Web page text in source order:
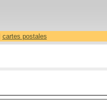
cartes postales